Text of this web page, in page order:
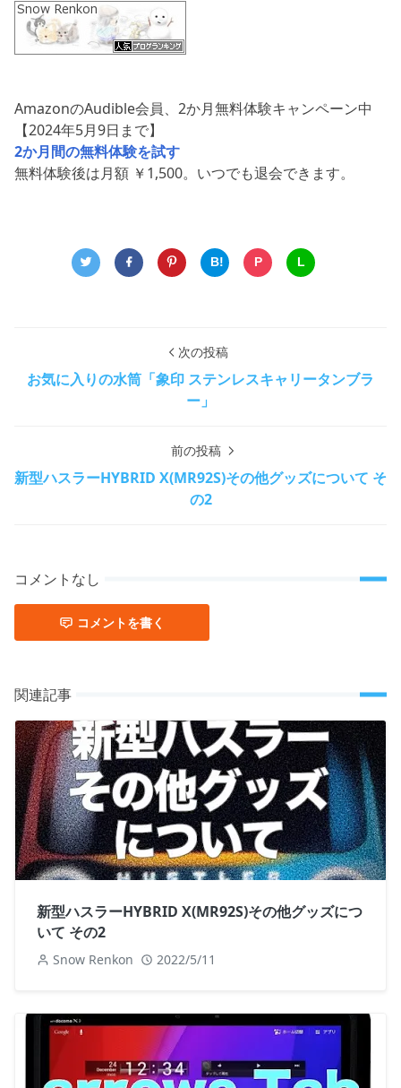
AmazonのAudible会員、2か月無料体験キャンペーン中
【2024年5月9日まで】
2か月間の無料体験を試す
無料体験後は月額 ￥1,500。いつでも退会できます。
B! P L
次の投稿
お気に入りの水筒「象印 ステンレスキャリータンブラ
ー」
前の投稿
新型ハスラーHYBRID X(MR92S)その他グッズについて そ
の2
コメントなし
コメントを書く
関連記事
新型ハスラーHYBRID X(MR92S)その他グッズにつ
いて その2
Snow Renkon 2022/5/11